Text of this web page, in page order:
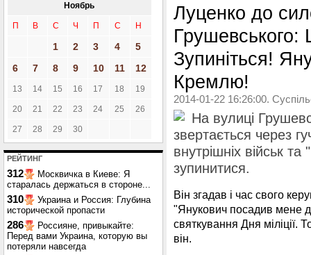
Ноябрь
П В С Ч П С Н
1 2 3 4
5
6
7 8 9 10 11 12
13 14 15 16 17 18 19
20 21 22 23 24 25 26
27 28 29 30
РЕЙТИНГ
312
Москвичка в Киеве: Я
старалась держаться в стороне...
310
Украина и Россия: Глубина
исторической пропасти
286
Россияне, привыкайте:
Перед вами Украина, которую вы
потеряли навсегда
Луценко до
Грушевського:
Зупиніться!
Кремлю!
2014-01-22 16:26:00.
На вулиці
звертається через
внутрішніх військ та
зупинитися.
Він згадав і час свого
"Янукович посадив мене
святкування Дня міліції.
він.